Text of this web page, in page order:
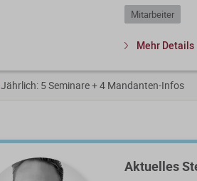
Mitarbeiter
Mehr Details
Jährlich: 5 Seminare + 4 Mandanten-Infos
Aktuelles